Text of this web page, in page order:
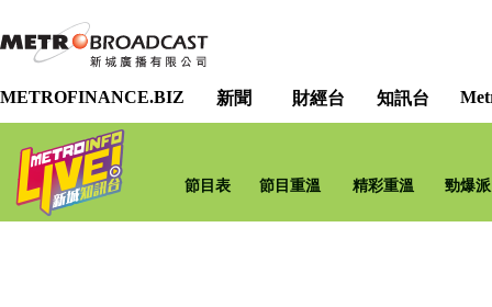
METROFINANCE.BIZ 新聞 財經台 知訊台
節目表 節目重溫 精彩重溫 勁爆